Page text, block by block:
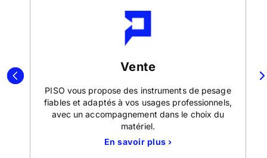
Vente
PISO vous propose des instruments de pesage
fiables et adaptés à vos usages professionnels,
avec un accompagnement dans le choix du
matériel.
En savoir plus ›